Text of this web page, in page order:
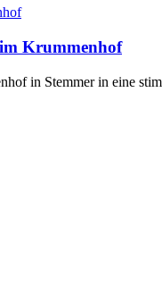
im Krummenhof
in Stemmer in eine